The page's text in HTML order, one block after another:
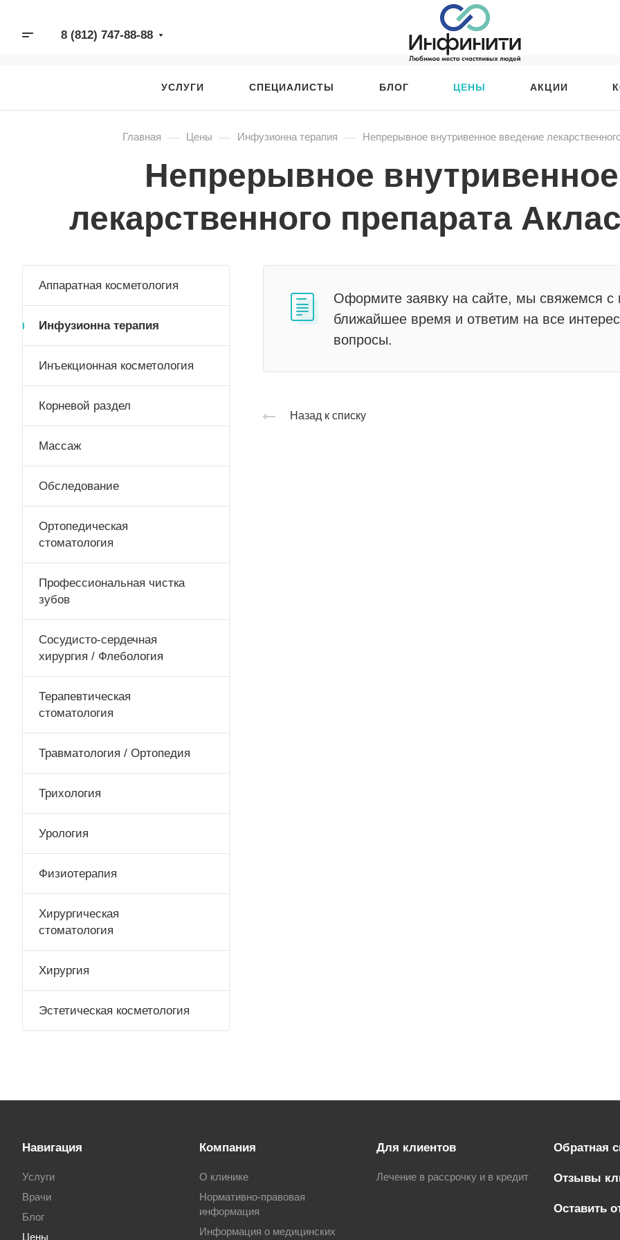
8 (812) 747-88-88
УСЛУГИ СПЕЦИАЛИСТЫ БЛОГ ЦЕНЫ АКЦИИ
Главная — Цены — Инфузионна терапия — Непрерывное внутривенное введение
Непрерывное
лекарственного препарата
Оформите заявку на сайте, мы свяжемся с
ближайшее время и ответим на все
вопросы.
Назад к списку
Аппаратная косметология
Инфузионна терапия
Инъекционная косметология
Корневой раздел
Массаж
Обследование
Ортопедическая
стоматология
Профессиональная чистка
зубов
Сосудисто-сердечная
хирургия / Флебология
Терапевтическая
стоматология
Травматология / Ортопедия
Трихология
Урология
Физиотерапия
Хирургическая
стоматология
Хирургия
Эстетическая косметология
Навигация
Услуги
Врачи
Блог
Цены
Компания
О клинике
Нормативно-правовая
информация
Информация о медицинских
Для клиентов
Лечение в рассрочку и в кредит
Обратная
Отзывы
Оставить